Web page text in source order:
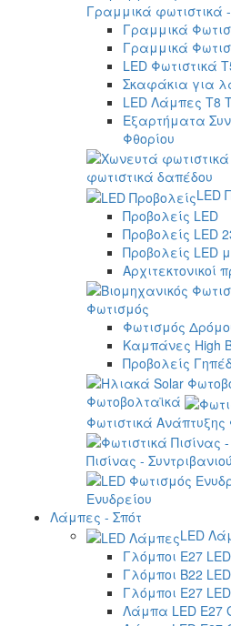
Γραμμικά φωτιστικά
Γραμμικά
Γραμμικά
LED Φωτιστικά
Σκαφάκια για
LED Λάμπες T8
Εξαρτήματα
Φθορίου
φωτιστικά δαπέδου
LED
Προβολείς LED
Προβολείς LED
Προβολείς LED
Αρχιτεκτονικοί
Φωτισμός
Φωτισμός
Καμπάνες High
Προβολείς
Φωτοβολταϊκά
Φωτιστικά
Πισίνας - Συντριβανιού
Ενυδρείου
Λάμπες - Σπότ
LED
Γλόμποι E27
Γλόμποι B22
Γλόμποι E27
Λάμπα LED E27